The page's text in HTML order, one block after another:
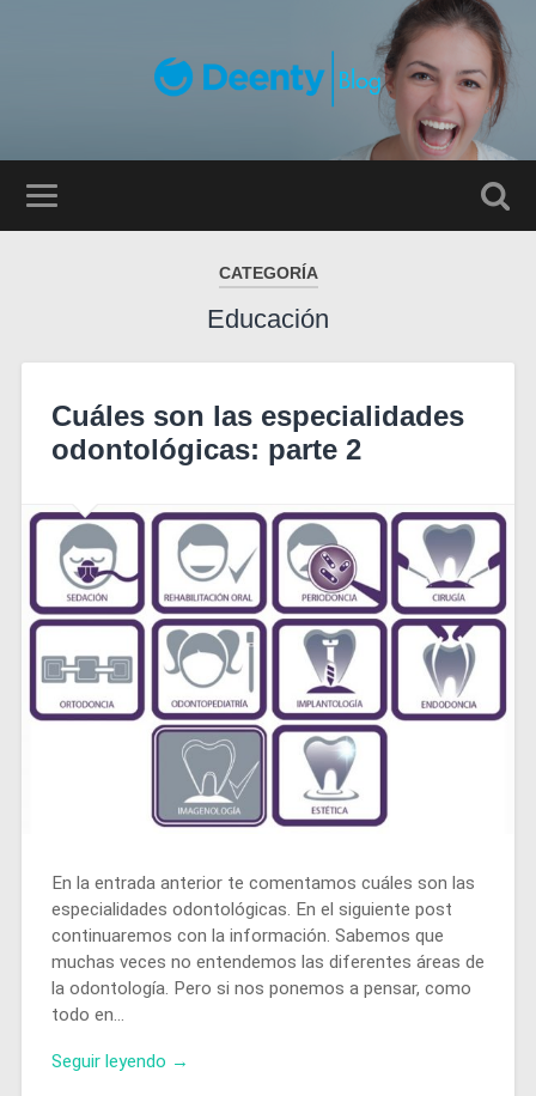
CATEGORÍA
Educación
Cuáles son las especialidades
odontológicas: parte 2
En la entrada anterior te comentamos cuáles son las
especialidades odontológicas. En el siguiente post
continuaremos con la información. Sabemos que
muchas veces no entendemos las diferentes áreas de
la odontología. Pero si nos ponemos a pensar, como
todo en…
Seguir leyendo →